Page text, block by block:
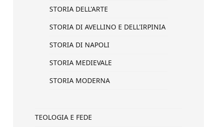
STORIA DELL'ARTE
STORIA DI AVELLINO E DELL'IRPINIA
STORIA DI NAPOLI
STORIA MEDIEVALE
STORIA MODERNA
TEOLOGIA E FEDE